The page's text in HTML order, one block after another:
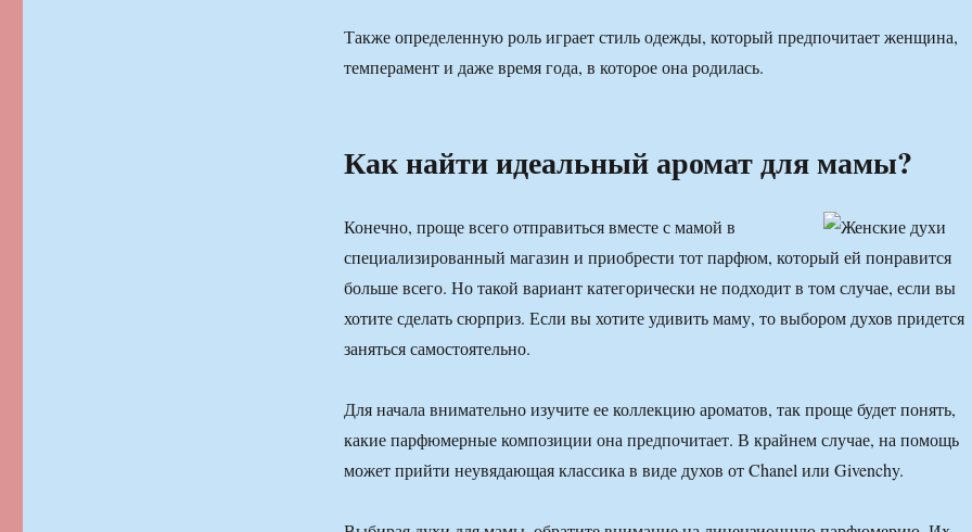
Также определенную роль играет стиль одежды, который предпочитает женщина,
темперамент и даже время года, в которое она родилась.
Как найти идеальный аромат для мамы?
Конечно, проще всего отправиться вместе с мамой в
специализированный магазин и приобрести тот парфюм, который ей понравится
больше всего. Но такой вариант категорически не подходит в том случае, если вы
хотите сделать сюрприз. Если вы хотите удивить маму, то выбором духов придется
заняться самостоятельно.
Для начала внимательно изучите ее коллекцию ароматов, так проще будет понять,
какие парфюмерные композиции она предпочитает. В крайнем случае, на помощь
может прийти неувядающая классика в виде духов от Chanel или Givenchy.